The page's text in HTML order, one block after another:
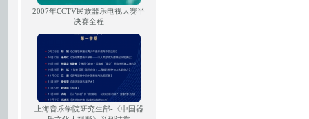
2007年CCTV民族器乐电视大赛半
决赛全程
上海音乐学院研究生部-《中国器